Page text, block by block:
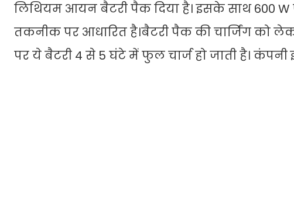
लिथियम आयन बैटरी पैक दिया है। इसके साथ 600 W
तकनीक पर आधारित है।बैटरी पैक की चार्जिंग को
पर ये बैटरी 4 से 5 घंटे में फुल चार्ज हो जाती है। कंपनी